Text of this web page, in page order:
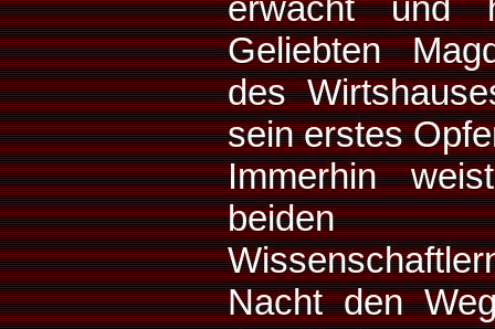
erwacht und
Geliebten
des
sein erstes
Immerhin
beiden
Nacht den